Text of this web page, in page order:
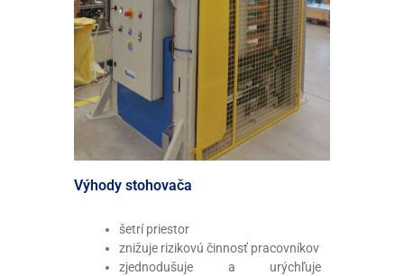
Výhody stohovača
šetrí priestor
znižuje rizikovú činnosť pracovníkov
zjednodušuje a urýchľuje